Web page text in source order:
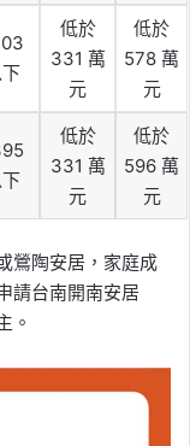
低於
331 萬
元
低於
578 萬
元
低於
331 萬
元
低於
596 萬
元
鶯陶安居，家庭成
請台南開南安居
。